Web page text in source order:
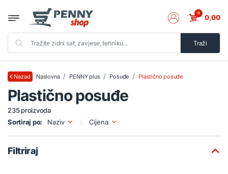
Traži
0 0,00
Nazad Naslovna PENNY plus Posuđe Plastično posuđe
Plastično posuđe
235 proizvoda
Sortiraj po:
Naziv Cijena
Filtriraj